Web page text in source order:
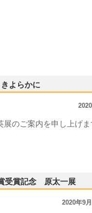
よらかに
展のご案内を申し上げま
受賞記念 原太一展
2020年9